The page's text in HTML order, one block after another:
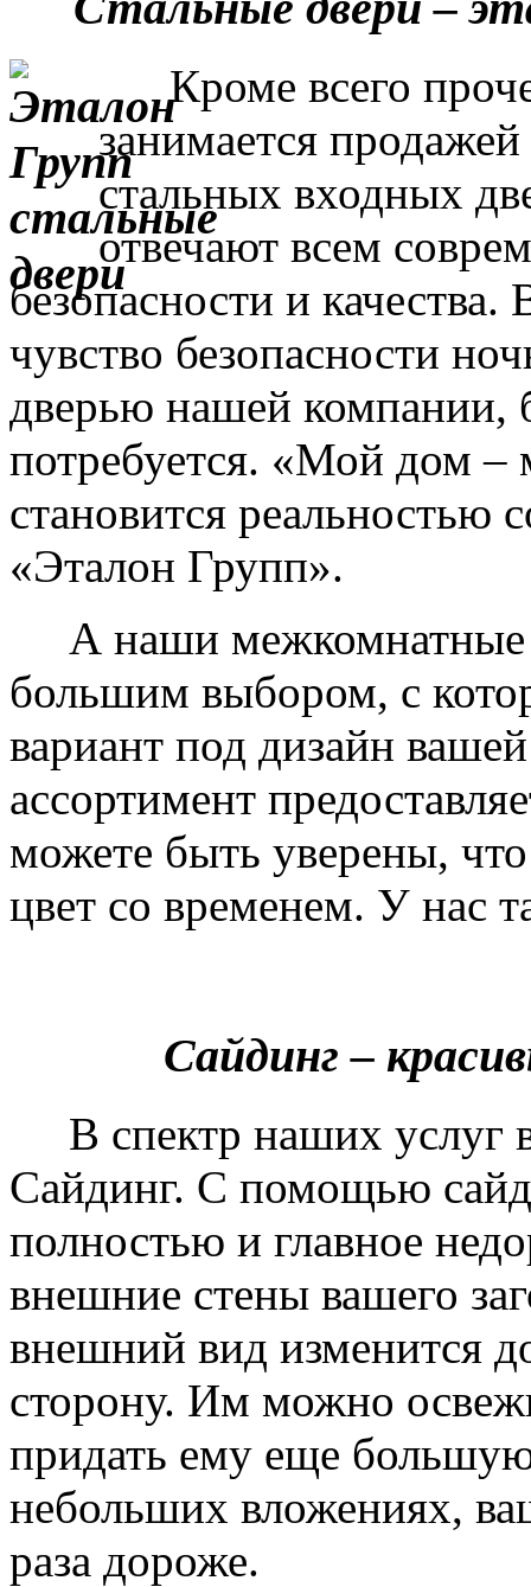
Кроме всего
занимается
стальных входных
отвечают всем
безопасности и
чувство безопасности
дверью нашей компании,
потребуется. «Мой дом –
становится реальностью
«Эталон Групп».
А наши межкомнатные
большим выбором, с
вариант под дизайн
ассортимент
можете быть уверены,
цвет со временем. У нас
Сайдинг –
В спектр наших услуг
Сайдинг. С помощью
полностью и главное
внешние стены вашего
внешний вид изменится
сторону. Им можно
придать ему еще
небольших вложениях,
раза дороже.